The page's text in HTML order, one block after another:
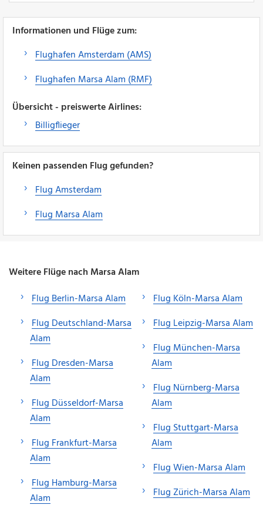
Informationen und Flüge zum:
Flughafen Amsterdam (AMS)
Flughafen Marsa Alam (RMF)
Übersicht - preiswerte Airlines:
Billigflieger
Keinen passenden Flug gefunden?
Flug Amsterdam
Flug Marsa Alam
Weitere Flüge nach Marsa Alam
Flug Berlin-Marsa Alam
Flug Deutschland-Marsa
Alam
Flug Dresden-Marsa
Alam
Flug Düsseldorf-Marsa
Alam
Flug Frankfurt-Marsa
Alam
Flug Hamburg-Marsa
Alam
Flug Köln-Marsa Alam
Flug Leipzig-Marsa Alam
Flug München-Marsa
Alam
Flug Nürnberg-Marsa
Alam
Flug Stuttgart-Marsa
Alam
Flug Wien-Marsa Alam
Flug Zürich-Marsa Alam